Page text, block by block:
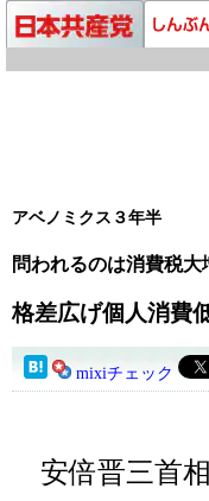
アベノミクス３年半
問われるのは消費税大
格差広げ個人消費
mixiチェック
安倍晋三首